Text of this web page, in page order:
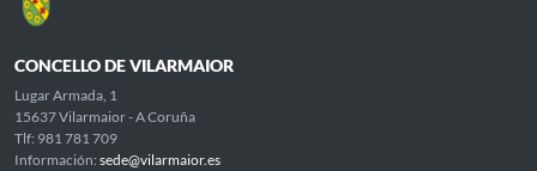
CONCELLO DE VILARMAIOR
Lugar Armada, 1
15637 Vilarmaior - A Coruña
Tlf: 981 781 709
Información: sede@vilarmaior.es